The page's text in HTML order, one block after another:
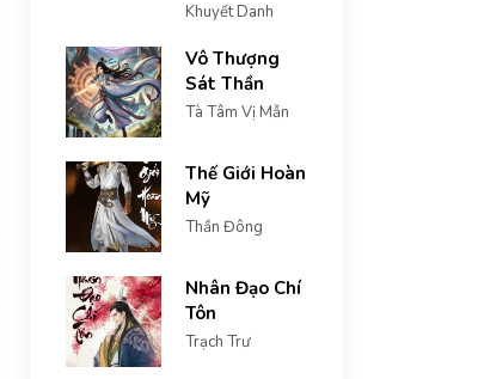
Khuyết Danh
Vô Thượng
Sát Thần
Tà Tâm Vị Mẫn
Thế Giới Hoàn
Mỹ
Thần Đông
Nhân Đạo Chí
Tôn
Trạch Trư